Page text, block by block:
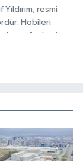
resmi
Hobileri
ve gündemi